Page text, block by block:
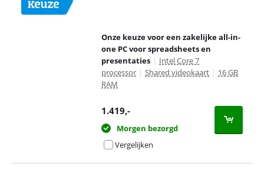
Onze keuze voor een zakelijke all-in-
one PC voor spreadsheets en
presentaties | Intel Core 7
processor | Shared videokaart | 16 GB
RAM
1.419,-
Morgen bezorgd
Vergelijken